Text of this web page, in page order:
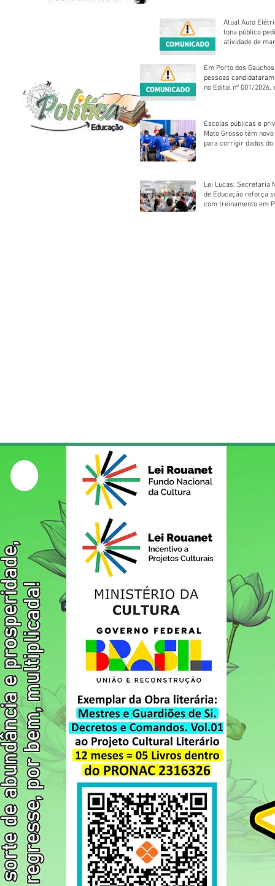
Atual Auto
tona público
atividade de
Em Porto dos
pessoas
no Edital nº 001/2026,
Escolas públicas e
Mato Grosso têm
para corrigir dados do
Lei Lucas: Secretaria
de Educação reforça
com treinamento em